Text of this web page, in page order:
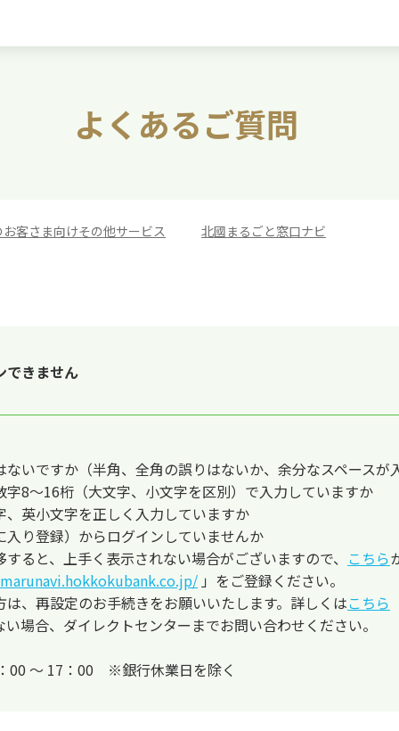
よくあるご質問
客さま向けその他サービス 北國まるごと窓口ナビ
できません
いですか（半角、全角の誤りはないか、余分なスペースが
8～16桁（大文字、小文字を区別）で入力していますか
英小文字を正しく入力していますか
り登録）からログインしていませんか
ると、上手く表示されない場合がございますので、 こちら
」をご登録ください。
、再設定のお手続きをお願いいたします。詳しくはこちら
場合、ダイレクトセンターまでお問い合わせください。
00 ～ 17：00 ※銀行休業日を除く